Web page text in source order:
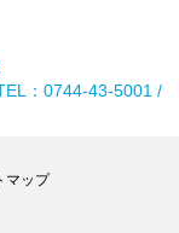
：0744-43-5001 /
マップ